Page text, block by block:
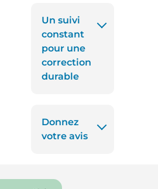
Un suivi
constant
pour une
correction
durable
Donnez
votre avis